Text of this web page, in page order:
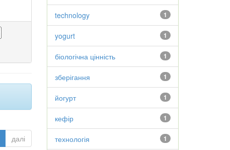
далі
1
technology
1
yogurt
1
біологічна цінність
1
зберігання
1
йогурт
1
кефір
1
технологія